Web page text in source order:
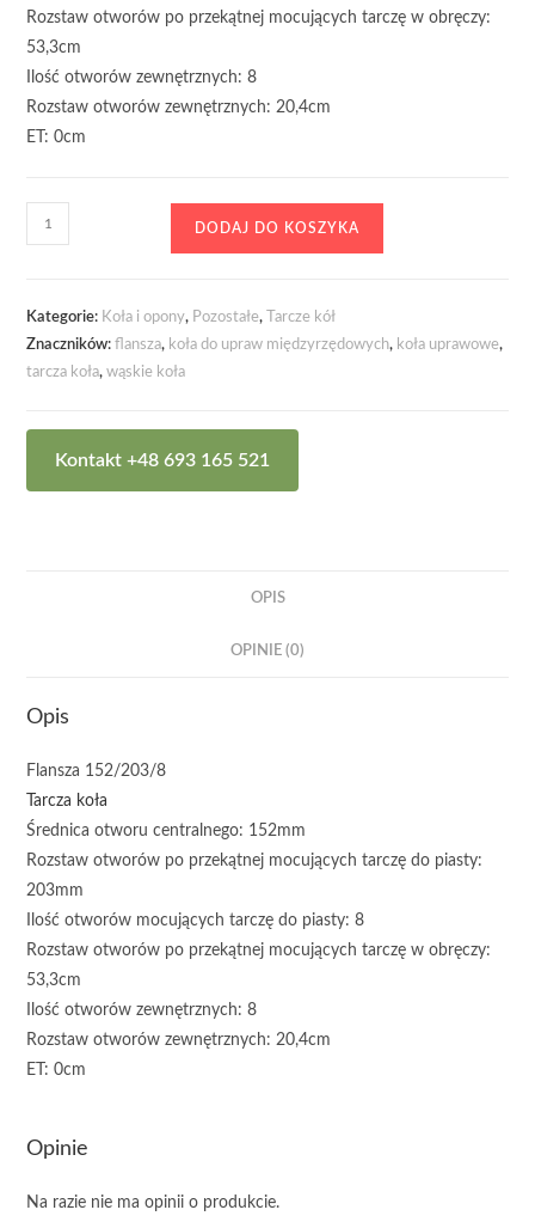
Rozstaw otworów po przekątnej mocujących tarczę w obręczy:
53,3cm
Ilość otworów zewnętrznych: 8
Rozstaw otworów zewnętrznych: 20,4cm
ET: 0cm
ilość
Flansza
DODAJ DO KOSZYKA
Kategorie: Koła i opony, Pozostałe,
Tarcze kół
Znaczników:flansza, koła do upraw międzyrzędowych, koła uprawowe,
tarcza koła,wąskie koła
Kontakt +48 693 165 521
OPIS
OPINIE (0)
Opis
Flansza 152/203/8
Tarcza koła
Średnica otworu centralnego: 152mm
Rozstaw otworów po przekątnej mocujących tarczę do piasty:
203mm
Ilość otworów mocujących tarczę do piasty: 8
Rozstaw otworów po przekątnej mocujących tarczę w obręczy:
53,3cm
Ilość otworów zewnętrznych: 8
Rozstaw otworów zewnętrznych: 20,4cm
ET: 0cm
Opinie
Na razie nie ma opinii o produkcie.